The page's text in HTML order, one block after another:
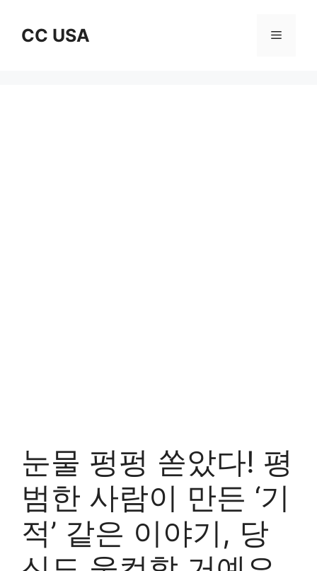
contentCC USA Menu
눈물 펑펑 쏟았다! 평
범한 사람이 만든 ‘기
적’ 같은 이야기, 당